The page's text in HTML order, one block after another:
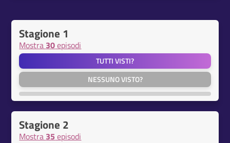
Stagione 1
Mostra 30episodi
TUTTI VISTI?
NESSUNO VISTO?
Stagione 2
Mostra 35 episodi